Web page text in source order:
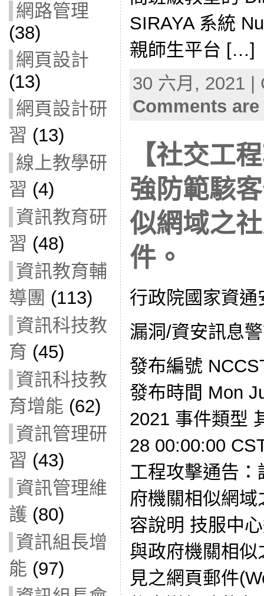
網路管理
(38)
網頁設計
(13)
網頁設計研
習 (13)
線上教學研
習 (4)
資訊教育研
習 (48)
資訊教育輔
導團 (113)
資訊科技教
育 (45)
資訊科技教
育增能 (62)
資訊管理研
習 (43)
資訊管理維
護 (80)
資訊組長增
能 (97)
SIRAYA 系統
親師生平台 […]
30 六月, 2021
Comments
【社交工
強防範駭
似網域之
件。
行政院國家資
漏洞/資安訊息
發布編號
發布時間 Mon
2021 事件類型
28 00:00:00
工程攻擊通告
府機關相似網
容說明 技服中
與政府機關相
見之網頁郵件